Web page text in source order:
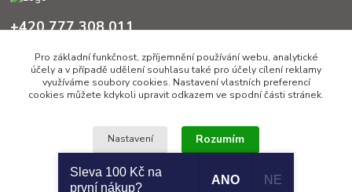
+420 777 308 011
info@sumcari.cz
Copyright 2026 © SUMCARI.cz
Pro základní funkčnost, zpříjemnění používání webu, analytické
účely a v případě udělení souhlasu také pro účely cílení reklamy
využíváme soubory cookies. Nastavení vlastních preferencí
cookies můžete kdykoli upravit odkazem ve spodní části stránek.
Nastavení Rozumím
Souhlas můžete odmítnoutzde
Sleva 100 Kč na
první nákup?
ANO NE